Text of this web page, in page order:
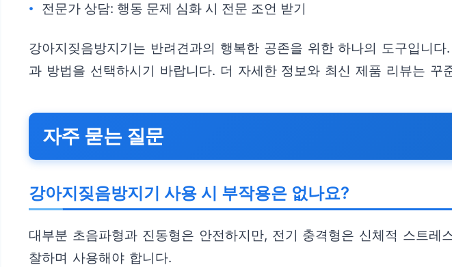
전문가 상담: 행동 문제 심화 시 전문 조언 받기
강아지짖음방지기는 반려견과의 행복한 공존을 위한 하나의 도구입니
과 방법을 선택하시기 바랍니다. 더 자세한 정보와 최신 제품 리뷰는
자주 묻는 질문
강아지짖음방지기 사용 시 부작용은 없나요?
대부분 초음파형과 진동형은 안전하지만, 전기 충격형은 신체적 스트
찰하며 사용해야 합니다.